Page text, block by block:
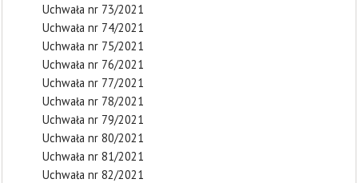
Uchwała nr 73/2021
Uchwała nr 74/2021
Uchwała nr 75/2021
Uchwała nr 76/2021
Uchwała nr 77/2021
Uchwała nr 78/2021
Uchwała nr 79/2021
Uchwała nr 80/2021
Uchwała nr 81/2021
Uchwała nr 82/2021